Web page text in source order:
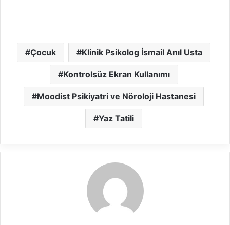
Çocuk Klinik Psikolog İsmail Anıl Usta
Kontrolsüz Ekran Kullanımı
Moodist Psikiyatri ve Nöroloji Hastanesi
Yaz Tatili